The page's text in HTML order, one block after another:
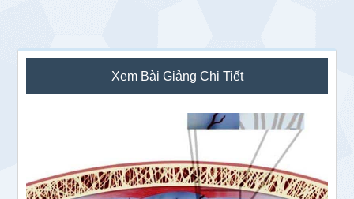
Sidebar
chính
Xem Bài Giảng Chi Tiết